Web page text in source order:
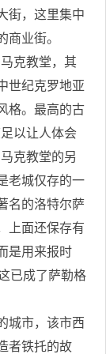
街，这里集中
商业街。
克教堂，其
世纪克罗地亚
格。最高的古
以让人体会
克教堂的另
老城仅存的一
名的洛特尔萨
上面还保存有
是用来报时
已成了萨勒格
市，该市西
者铁托的故